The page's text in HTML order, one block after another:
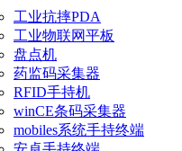
工业抗摔PDA
工业物联网平板
盘点机
药监码采集器
RFID手持机
winCE条码采集器
mobiles系统手持终端